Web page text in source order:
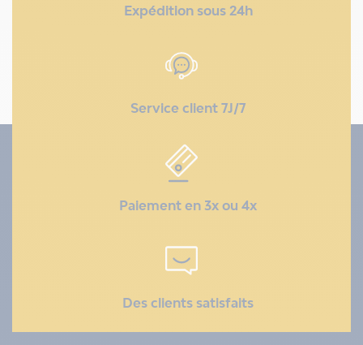
Expédition sous 24h
Service client 7J/7
Paiement en 3x ou 4x
Des clients satisfaits